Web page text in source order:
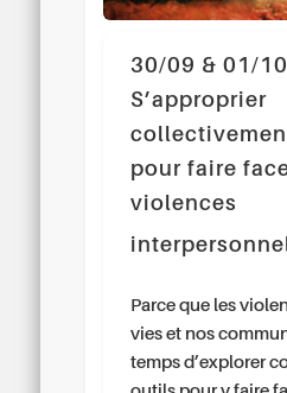
30/09 & 01/
S’approprier
pour faire
violences
Parce que les
vies et nos
temps d’explorer